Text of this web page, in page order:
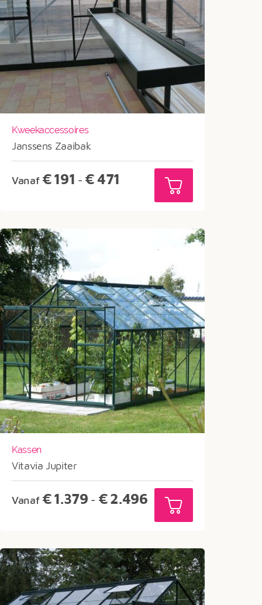
Kweekaccessoires
Janssens Zaaibak
Vanaf €191 - € 471 Prijsklasse:
Kassen
Vitavia Jupiter
Vanaf €1.379 - €2.496 Prijsklasse:
€1.379